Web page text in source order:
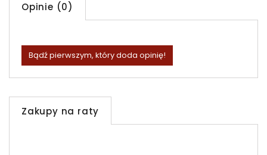
Opinie (0)
Bądź pierwszym, który doda opinię!
Zakupy na raty